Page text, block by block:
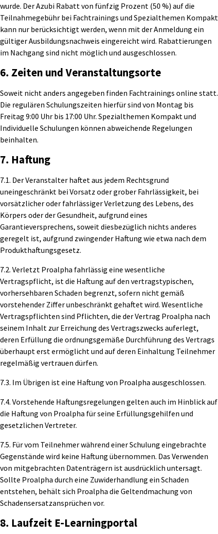
wurde. Der Azubi Rabatt von fünfzig Prozent (50 %) auf die
Teilnahmegebühr bei Fachtrainings und Spezialthemen Kompakt
kann nur berücksichtigt werden, wenn mit der Anmeldung ein
gültiger Ausbildungsnachweis eingereicht wird. Rabattierungen
im Nachgang sind nicht möglich und ausgeschlossen.
6. Zeiten und Veranstaltungsorte
Soweit nicht anders angegeben finden Fachtrainings online statt.
Die regulären Schulungszeiten hierfür sind von Montag bis
Freitag 9:00 Uhr bis 17:00 Uhr. Spezialthemen Kompakt und
Individuelle Schulungen können abweichende Regelungen
beinhalten.
7. Haftung
7.1. Der Veranstalter haftet aus jedem Rechtsgrund
uneingeschränkt bei Vorsatz oder grober Fahrlässigkeit, bei
vorsätzlicher oder fahrlässiger Verletzung des Lebens, des
Körpers oder der Gesundheit, aufgrund eines
Garantieversprechens, soweit diesbezüglich nichts anderes
geregelt ist, aufgrund zwingender Haftung wie etwa nach dem
Produkthaftungsgesetz.
7.2. Verletzt Proalpha fahrlässig eine wesentliche
Vertragspflicht, ist die Haftung auf den vertragstypischen,
vorhersehbaren Schaden begrenzt, sofern nicht gemäß
vorstehender Ziffer unbeschränkt gehaftet wird. Wesentliche
Vertragspflichten sind Pflichten, die der Vertrag Proalpha nach
seinem Inhalt zur Erreichung des Vertragszwecks auferlegt,
deren Erfüllung die ordnungsgemäße Durchführung des Vertrags
überhaupt erst ermöglicht und auf deren Einhaltung Teilnehmer
regelmäßig vertrauen dürfen.
7.3. Im Übrigen ist eine Haftung von Proalpha ausgeschlossen.
7.4. Vorstehende Haftungsregelungen gelten auch im Hinblick auf
die Haftung von Proalpha für seine Erfüllungsgehilfen und
gesetzlichen Vertreter.
7.5. Für vom Teilnehmer während einer Schulung eingebrachte
Gegenstände wird keine Haftung übernommen. Das Verwenden
von mitgebrachten Datenträgern ist ausdrücklich untersagt.
Sollte Proalpha durch eine Zuwiderhandlung ein Schaden
entstehen, behält sich Proalpha die Geltendmachung von
Schadensersatzansprüchen vor.
8. Laufzeit E-Learningportal